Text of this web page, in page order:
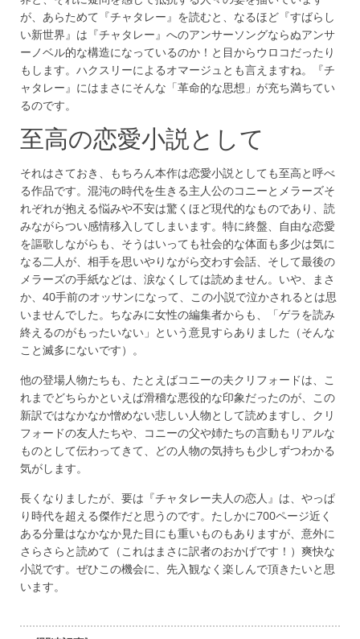
が、あらためて『チャタレー』を読むと、なるほど『すばらし
い新世界』は『チャタレー』へのアンサーソングならぬアンサ
ーノベル的な構造になっているのか！と目からウロコだったり
もします。ハクスリーによるオマージュとも言えますね。『チ
ャタレー』にはまさにそんな「革命的な思想」が充ち満ちてい
るのです。
至高の恋愛小説として
それはさておき、もちろん本作は恋愛小説としても至高と呼べ
る作品です。混沌の時代を生きる主人公のコニーとメラーズそ
れぞれが抱える悩みや不安は驚くほど現代的なものであり、読
みながらつい感情移入してしまいます。特に終盤、自由な恋愛
を謳歌しながらも、そうはいっても社会的な体面も多少は気に
なる二人が、相手を思いやりながら交わす会話、そして最後の
メラーズの手紙などは、涙なくしては読めません。いや、まさ
か、40手前のオッサンになって、この小説で泣かされるとは思
いませんでした。ちなみに女性の編集者からも、「ゲラを読み
終えるのがもったいない」という意見すらありました（そんな
こと滅多にないです）。
他の登場人物たちも、たとえばコニーの夫クリフォードは、こ
れまでどちらかといえば滑稽な悪役的な印象だったのが、この
新訳ではなかなか憎めない悲しい人物として読めますし、クリ
フォードの友人たちや、コニーの父や姉たちの言動もリアルな
ものとして伝わってきて、どの人物の気持ちも少しずつわかる
気がします。
長くなりましたが、要は『チャタレー夫人の恋人』は、やっぱ
り時代を超える傑作だと思うのです。たしかに700ページ近く
ある分量はなかなか見た目にも重いものもありますが、意外に
さらさらと読めて（これはまさに訳者のおかげです！）爽快な
小説です。ぜひこの機会に、先入観なく楽しんで頂きたいと思
います。